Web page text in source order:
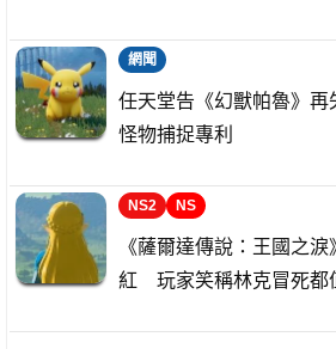
網聞
任天堂告《幻獸帕魯》
怪物捕捉專利
NS2 NS
《薩爾達傳說：王國之
紅 玩家笑稱林克冒死都